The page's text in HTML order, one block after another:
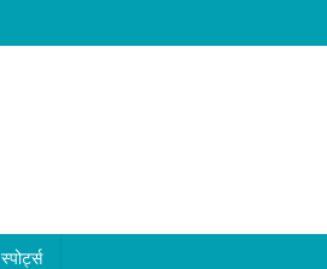
स्पोर्ट्स